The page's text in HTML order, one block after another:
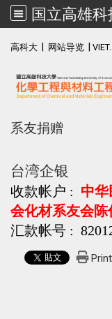
高科大 网站导览 VIET.
系友捐赠
台湾企银
收款帐户 : 中
会化材系友会陈
汇款帐号 :